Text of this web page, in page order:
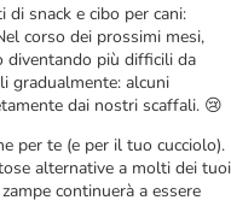
snack e cibo per cani:
corso dei prossimi mesi,
più difficili da
gradualmente: alcuni
dai nostri scaffali. 😢
per te (e per il tuo cucciolo).
alternative a molti dei tuoi
continuerà a essere